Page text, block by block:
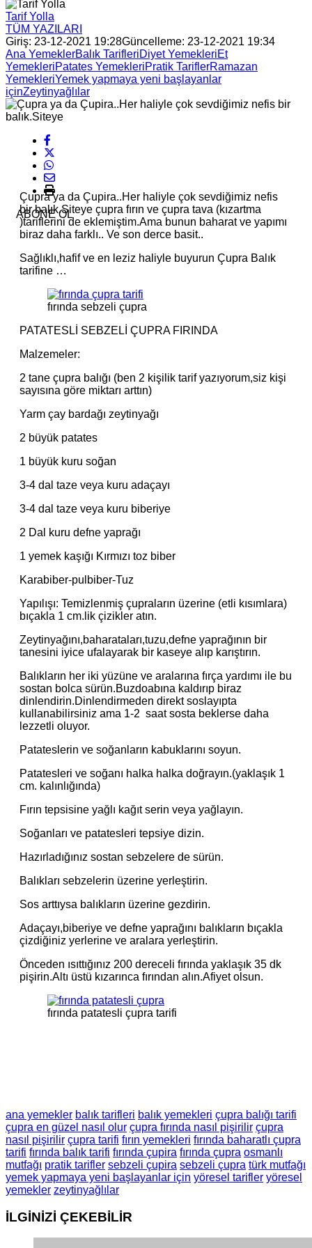
Tarif Yolla
TÜM YAZILARI
Giriş: 23-12-2021 19:28Güncelleme: 23-12-2021 19:34
Ana YemeklerBalık TarifleriDiyet YemekleriEt
YemekleriPatates YemekleriPratik TariflerRamazan
YemekleriYemek yapmaya yeni başlayanlar
içinZeytinyağlılar
ABONE OL
Çupra ya da Çupira..Her haliyle çok sevdiğimiz nefis
bir balık.Siteye çupra fırın ve çupra tava (kızartma
)tariflerini de eklemiştim.Ama bunun baharat ve yapımı
biraz daha farklı.. Ve son derce basit..
Sağlıklı,hafif ve en leziz haliyle buyurun Çupra Balık
tarifine …
fırında sebzeli çupra
PATATESLİ SEBZELİ ÇUPRA FIRINDA
Malzemeler:
2 tane çupra balığı (ben 2 kişilik tarif yazıyorum,siz kişi
sayısına göre miktarı arttın)
Yarm çay bardağı zeytinyağı
2 büyük patates
1 büyük kuru soğan
3-4 dal taze veya kuru adaçayı
3-4 dal taze veya kuru biberiye
2 Dal kuru defne yaprağı
1 yemek kaşığı Kırmızı toz biber
Karabiber-pulbiber-Tuz
Yapılışı: Temizlenmiş çupraların üzerine (etli kısımlara)
bıçakla 1 cm.lik çizikler atın.
Zeytinyağını,baharataları,tuzu,defne yaprağının bir
tanesini iyice ufalayarak bir kaseye alıp karıştırın.
Balıkların her iki yüzüne ve aralarına fırça yardımı ile bu
sostan bolca sürün.Buzdoabına kaldırıp biraz
dinlendirin.Dinlendirmeden direkt soslayıpta
kullanabilirsiniz ama 1-2 saat sosta beklerse daha
lezzetli oluyor.
Patateslerin ve soğanların kabuklarını soyun.
Patatesleri ve soğanı halka halka doğrayın.(yaklaşık 1
cm. kalınlığında)
Fırın tepsisine yağlı kağıt serin veya yağlayın.
Soğanları ve patatesleri tepsiye dizin.
Hazırladığınız sostan sebzelere de sürün.
Balıkları sebzelerin üzerine yerleştirin.
Sos arttıysa balıkların üzerine gezdirin.
Adaçayı,biberiye ve defne yaprağını balıkların bıçakla
çizdiğiniz yerlerine ve aralara yerleştirin.
Önceden ısıttığınız 200 dereceli fırında yaklaşık 35 dk
pişirin.Altı üstü kızarınca fırından alın.Afiyet olsun.
fırında patatesli çupra tarifi
ana yemekler balık tarifleri balık yemekleri çupra balığı tarifi
çupra en güzel nasıl olur çupra fırında nasıl pişirilir çupra
nasıl pişirilir çupra tarifi fırın yemekleri fırında baharatlı çupra
tarifi fırında balık tarifi fırında çupira fırında çupra osmanlı
mutfağı pratik tarifler sebzeli çupira sebzeli çupra türk mutfağı
yemek yapmaya yeni başlayanlar için yöresel tarifler yöresel
yemekler zeytinyağlılar
İLGİNİZİ ÇEKEBİLİR